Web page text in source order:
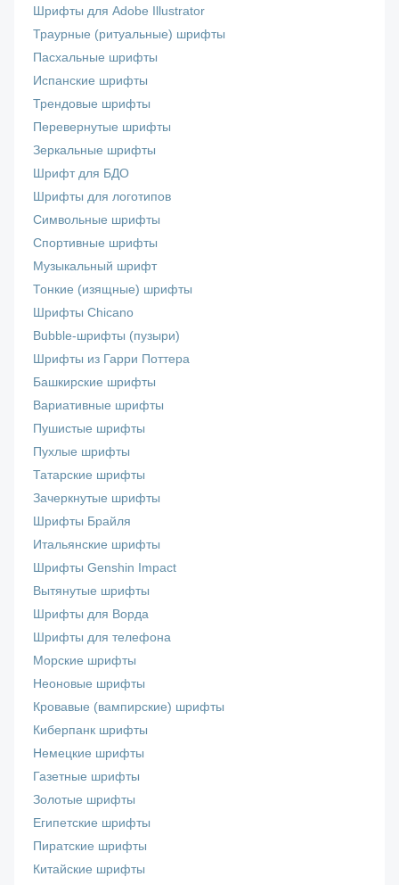
Шрифты для Adobe Illustrator
Траурные (ритуальные) шрифты
Пасхальные шрифты
Испанские шрифты
Трендовые шрифты
Перевернутые шрифты
Зеркальные шрифты
Шрифт для БДО
Шрифты для логотипов
Символьные шрифты
Спортивные шрифты
Музыкальный шрифт
Тонкие (изящные) шрифты
Шрифты Chicano
Bubble-шрифты (пузыри)
Шрифты из Гарри Поттера
Башкирские шрифты
Вариативные шрифты
Пушистые шрифты
Пухлые шрифты
Татарские шрифты
Зачеркнутые шрифты
Шрифты Брайля
Итальянские шрифты
Шрифты Genshin Impact
Вытянутые шрифты
Шрифты для Ворда
Шрифты для телефона
Морские шрифты
Неоновые шрифты
Кровавые (вампирские) шрифты
Киберпанк шрифты
Немецкие шрифты
Газетные шрифты
Золотые шрифты
Египетские шрифты
Пиратские шрифты
Китайские шрифты